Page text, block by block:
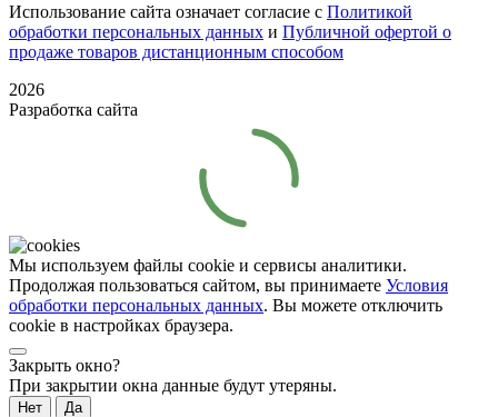
Использование сайта означает согласие с Политикой
обработки персональных данных и Публичной офертой о
продаже товаров дистанционным способом
2026
Разработка сайта
Мы используем файлы cookie и сервисы аналитики.
Продолжая пользоваться сайтом, вы принимаете Условия
обработки персональных данных. Вы можете отключить
cookie в настройках браузера.
Закрыть окно?
При закрытии окна данные будут утеряны.
Нет Да